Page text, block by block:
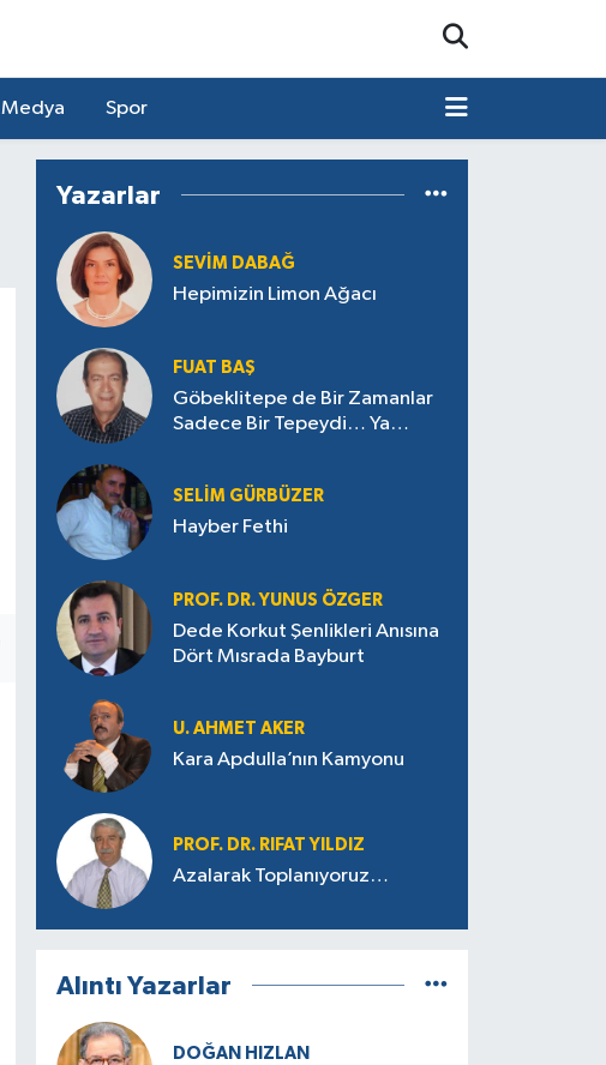
Medya Spor
Yazarlar
SEVIM DABAĞ
Hepimizin Limon Ağacı
FUAT BAŞ
Göbeklitepe de Bir Zamanlar
Sadece Bir Tepeydi… Ya
SELIM GÜRBÜZER
Hayber Fethi
PROF. DR. YUNUS ÖZGER
Dede Korkut Şenlikleri Anısına
Dört Mısrada Bayburt
U. AHMET AKER
Kara Apdulla’nın Kamyonu
PROF. DR. RIFAT YILDIZ
Azalarak Toplanıyoruz…
Alıntı Yazarlar
DOĞAN HIZLAN